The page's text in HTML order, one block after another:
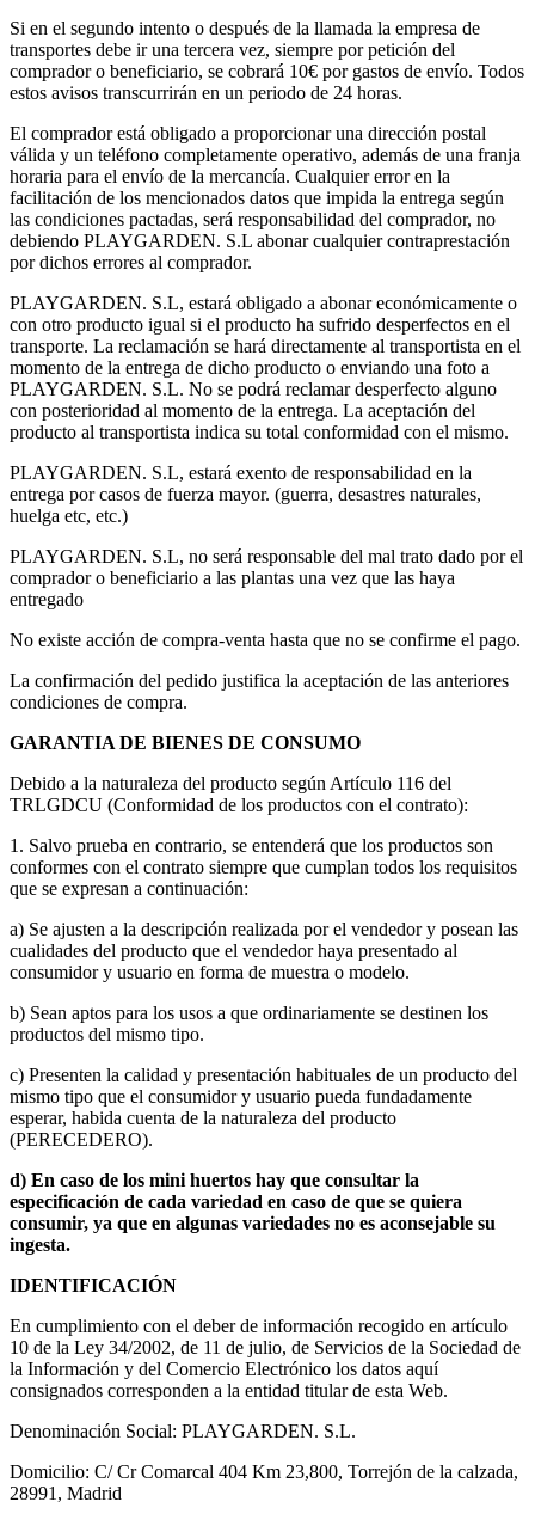
Si en el segundo intento o después de la llamada la empresa de
transportes debe ir una tercera vez, siempre por petición del
comprador o beneficiario, se cobrará 10€ por gastos de envío. Todos
estos avisos transcurrirán en un periodo de 24 horas.
El comprador está obligado a proporcionar una dirección postal
válida y un teléfono completamente operativo, además de una franja
horaria para el envío de la mercancía. Cualquier error en la
facilitación de los mencionados datos que impida la entrega según
las condiciones pactadas, será responsabilidad del comprador, no
debiendo PLAYGARDEN. S.L abonar cualquier contraprestación
por dichos errores al comprador.
PLAYGARDEN. S.L, estará obligado a abonar económicamente o
con otro producto igual si el producto ha sufrido desperfectos en el
transporte. La reclamación se hará directamente al transportista en el
momento de la entrega de dicho producto o enviando una foto a
PLAYGARDEN. S.L. No se podrá reclamar desperfecto alguno
con posterioridad al momento de la entrega. La aceptación del
producto al transportista indica su total conformidad con el mismo.
PLAYGARDEN. S.L, estará exento de responsabilidad en la
entrega por casos de fuerza mayor. (guerra, desastres naturales,
huelga etc, etc.)
PLAYGARDEN. S.L, no será responsable del mal trato dado por el
comprador o beneficiario a las plantas una vez que las haya
entregado
No existe acción de compra-venta hasta que no se confirme el pago.
La confirmación del pedido justifica la aceptación de las anteriores
condiciones de compra.
GARANTIA DE BIENES DE CONSUMO
Debido a la naturaleza del producto según Artículo 116 del
TRLGDCU (Conformidad de los productos con el contrato):
1. Salvo prueba en contrario, se entenderá que los productos son
conformes con el contrato siempre que cumplan todos los requisitos
que se expresan a continuación:
a) Se ajusten a la descripción realizada por el vendedor y posean las
cualidades del producto que el vendedor haya presentado al
consumidor y usuario en forma de muestra o modelo.
b) Sean aptos para los usos a que ordinariamente se destinen los
productos del mismo tipo.
c) Presenten la calidad y presentación habituales de un producto del
mismo tipo que el consumidor y usuario pueda fundadamente
esperar, habida cuenta de la naturaleza del producto
(PERECEDERO).
d) En caso de los mini huertos hay que consultar la
especificación de cada variedad en caso de que se quiera
consumir, ya que en algunas variedades no es aconsejable su
ingesta.
IDENTIFICACIÓN
En cumplimiento con el deber de información recogido en artículo
10 de la Ley 34/2002, de 11 de julio, de Servicios de la Sociedad de
la Información y del Comercio Electrónico los datos aquí
consignados corresponden a la entidad titular de esta Web.
Denominación Social: PLAYGARDEN. S.L.
Domicilio: C/ Cr Comarcal 404 Km 23,800, Torrejón de la calzada,
28991, Madrid